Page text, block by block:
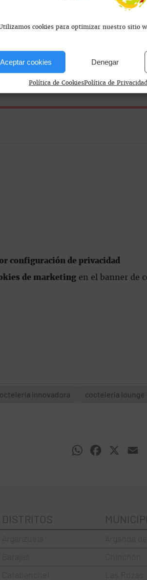
cookies para optimizar nuestro sitio
Aceptar cookies Denegar
Política de CookiesPolítica de Privacidad
configuración de privacidad
de marketing en el banner de
innovadora coctelería lounge
WhatsAppFacebook
DISTRITOS
Arganzuela
Barajas
Carabanchel
Arganda
Chinchón
Las Rozas